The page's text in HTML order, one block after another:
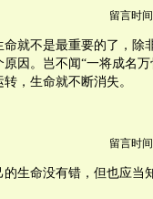
留言时
就不是最重要的了，除
因。岂不闻“一将成名
，生命就不断消失。
留言时
生命没有错，但也应当